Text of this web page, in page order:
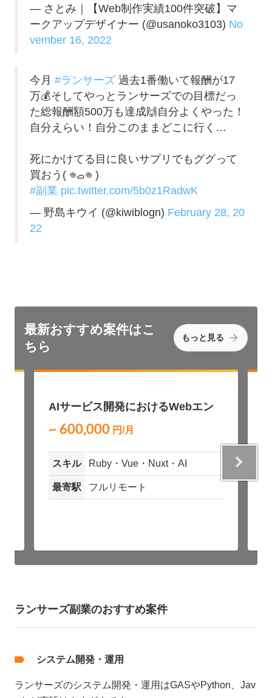
— さとみ｜【Web制作実績100件突破】マ
ークアップデザイナー (@usanoko3103) No
vember 16, 2022
今月 #ランサーズ 過去1番働いて報酬が17
万💰そしてやっとランサーズでの目標だっ
た総報酬額500万も達成🙌自分よくやった！
自分えらい！自分このままどこに行く…
死にかけてる目に良いサプリでもググって
買おう( 𖦹ࡇ𖦹 )
#副業 pic.twitter.com/5b0z1RadwK
— 野島キウイ (@kiwiblogn) February 28, 20
22
最新おすすめ案件はこ
ちら
もっと見る
AIサービス開発におけるWebエン
ジニア募集（Ruby / Vue）
~ 600,000 円/月
スキル Ruby・Vue・Nuxt・AI
最寄駅 フルリモート
ランサーズ副業のおすすめ案件
システム開発・運用
ランサーズのシステム開発・運用はGASやPython、Jav